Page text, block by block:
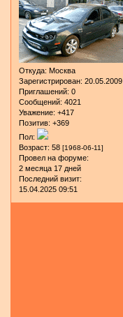
Откуда: Москва
Зарегистрирован: 20.05.2009
Приглашений: 0
Сообщений: 4021
Уважение: +417
Позитив: +369
Пол:
Возраст: 58 [1968-06-11]
Провел на форуме:
2 месяца 17 дней
Последний визит:
15.04.2025 09:51